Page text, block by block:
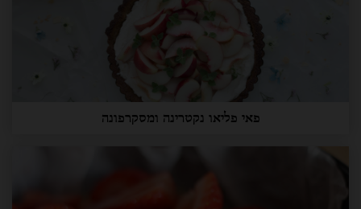
פאי פליאו נקטרינה ומסקרפונה